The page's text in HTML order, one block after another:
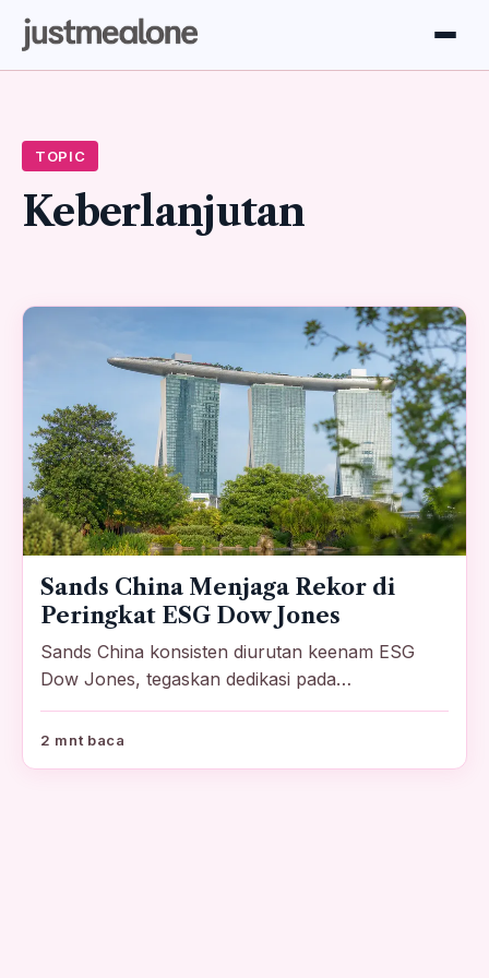
TOPIC
Keberlanjutan
Sands China Menjaga Rekor di
Peringkat ESG Dow Jones
Sands China konsisten diurutan keenam ESG
Dow Jones, tegaskan dedikasi pada
keberlanjutan.
2 mnt baca